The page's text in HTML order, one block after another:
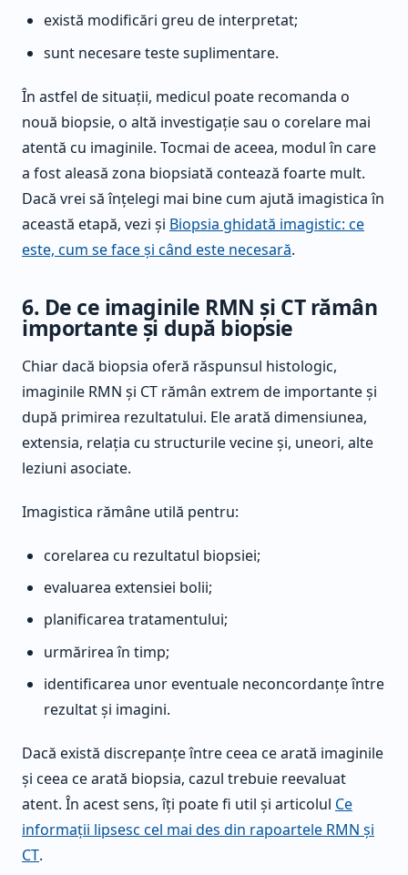
există modificări greu de interpretat;
sunt necesare teste suplimentare.
În astfel de situații, medicul poate recomanda o
nouă biopsie, o altă investigație sau o corelare mai
atentă cu imaginile. Tocmai de aceea, modul în care
a fost aleasă zona biopsiată contează foarte mult.
Dacă vrei să înțelegi mai bine cum ajută imagistica în
această etapă, vezi și Biopsia ghidată imagistic: ce
este, cum se face și când este necesară.
6. De ce imaginile RMN și CT rămân
importante și după biopsie
Chiar dacă biopsia oferă răspunsul histologic,
imaginile RMN și CT rămân extrem de importante și
după primirea rezultatului. Ele arată dimensiunea,
extensia, relația cu structurile vecine și, uneori, alte
leziuni asociate.
Imagistica rămâne utilă pentru:
corelarea cu rezultatul biopsiei;
evaluarea extensiei bolii;
planificarea tratamentului;
urmărirea în timp;
identificarea unor eventuale neconcordanțe între
rezultat și imagini.
Dacă există discrepanțe între ceea ce arată imaginile
și ceea ce arată biopsia, cazul trebuie reevaluat
atent. În acest sens, îți poate fi util și articolul Ce
informații lipsesc cel mai des din rapoartele RMN și
CT.